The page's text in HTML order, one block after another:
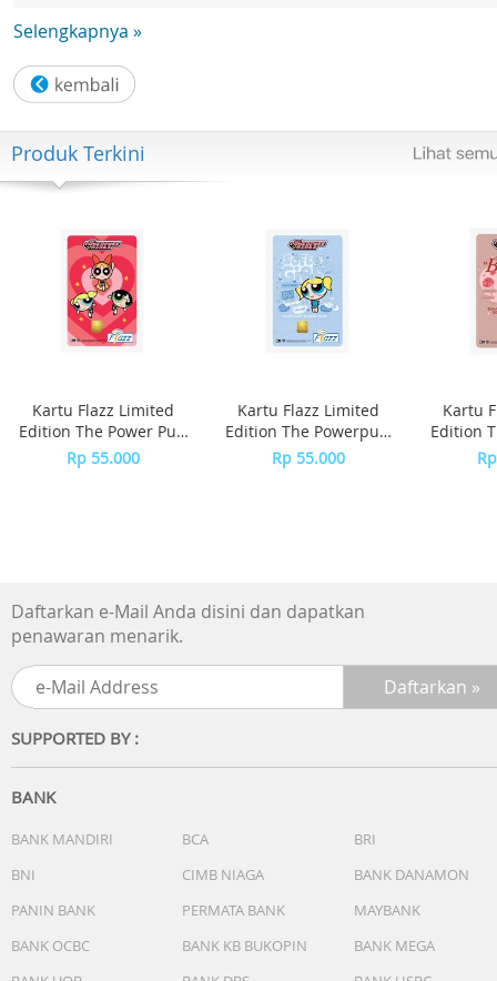
- Angkat/buka bagian depan
air
Ukuran : Saat Dilipat - 14,5 x 6,5
Saat Dibuka Tinggi 13.5 cm x lebar atas 15 cm x lebar
6.5 cm
Pesanan diproses pada Hari Senin s.d Sabtu.
untuk produk yang memiliki varian, akan di proses secara
random.
Harap pastikan pesanan yang Anda terima sudah sesuai,
sebelum menyelesaikan pesanan (retur hanya dapat
dilakukan sebelum pesanan diselesaikan) dan wajib video
unboxing
Selengkapnya »
Produk Terkini
Kartu Flazz Limited
Edition The Power Puff
Girls
Rp 55.000
Kartu Flazz Limited
Edition The Powerpuff
Girls - Bubble
Rp 55.000
Kartu
Edition
Daftarkan e-Mail Anda disini dan dapatkan
penawaran menarik.
SUPPORTED BY :
BANK
BANK MANDIRI BCA
BRI
BNI
CIMB NIAGA
BANK DANAMON
PANIN BANK
PERMATA BANK
MAYBANK
BANK OCBC
BANK KB BUKOPIN
BANK MEGA